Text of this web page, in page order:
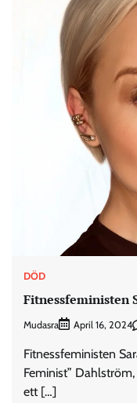
DÖD
Fitnessfeministen
Mudasra April 16, 2024
Fitnessfeministen
Feminist”
ett […]